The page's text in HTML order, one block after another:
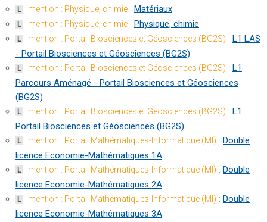
L mention : Physique, chimie : Matériaux
L mention : Physique, chimie : Physique, chimie
L mention : Portail Biosciences et Géosciences (BG2S) : L1 LAS
- Portail Biosciences et Géosciences (BG2S)
L mention : Portail Biosciences et Géosciences (BG2S) : L1
Parcours Aménagé - Portail Biosciences et Géosciences
(BG2S)
L mention : Portail Biosciences et Géosciences (BG2S) : L1
Portail Biosciences et Géosciences (BG2S)
L mention : Portail Mathématiques-Informatique (MI) : Double
licence Economie-Mathématiques 1A
L mention : Portail Mathématiques-Informatique (MI) : Double
licence Economie-Mathématiques 2A
L mention : Portail Mathématiques-Informatique (MI) : Double
licence Economie-Mathématiques 3A